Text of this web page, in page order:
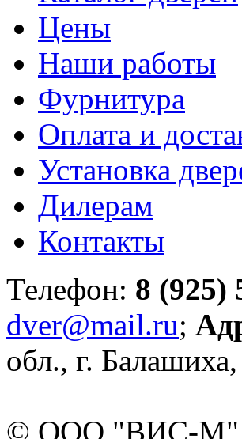
Цены
Наши работы
Фурнитура
Оплата и
Установка
Дилерам
Контакты
Телефон: 8 (925)
dver@mail.ru;
обл., г.
© ООО "ВИС-М"